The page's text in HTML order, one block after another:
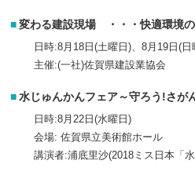
変わる建設現場 ・・・快適環境の
日時:8月18日(土曜日)、8月19日(日
主催:(一社)佐賀県建設業協会
水じゅんかんフェア～守ろう!さが
日時:8月22日(水曜日)
会場: 佐賀県立美術館ホール
講演者:浦底里沙(2018ミス日本「